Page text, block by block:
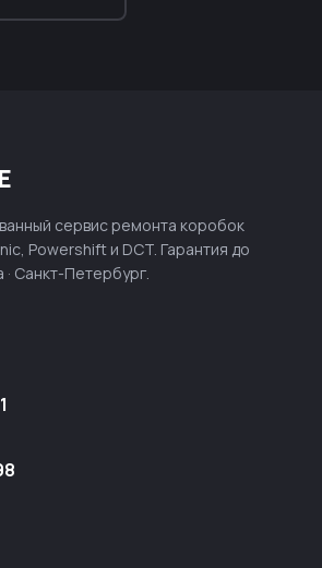
сервис ремонта коробок
Powershift и DCT. Гарантия до
Санкт-Петербург.